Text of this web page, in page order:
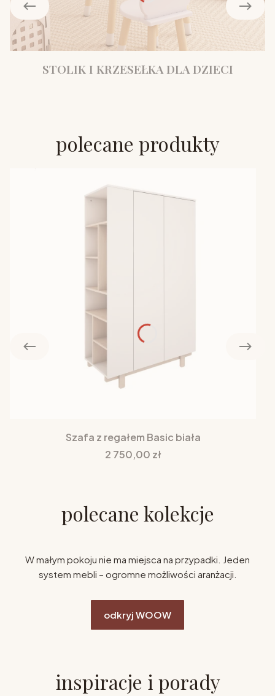
STOLIK I KRZESEŁKA DLA DZIECI
polecane produkty
Szafa z regałem Basic biała
Cena
2 750,00 zł
polecane kolekcje
W małym pokoju nie ma miejsca na przypadki. Jeden
system mebli – ogromne możliwości aranżacji.
odkryj WOOW
inspiracje i porady